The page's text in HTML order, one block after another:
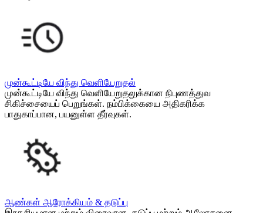
முன்கூட்டியே விந்து வெளியேறுதல்
முன்கூட்டியே விந்து வெளியேறுதலுக்கான நிபுணத்துவ
சிகிச்சையைப் பெறுங்கள். நம்பிக்கையை அதிகரிக்க
பாதுகாப்பான, பயனுள்ள தீர்வுகள்.
ஆண்கள் ஆரோக்கியம் & தடுப்பு